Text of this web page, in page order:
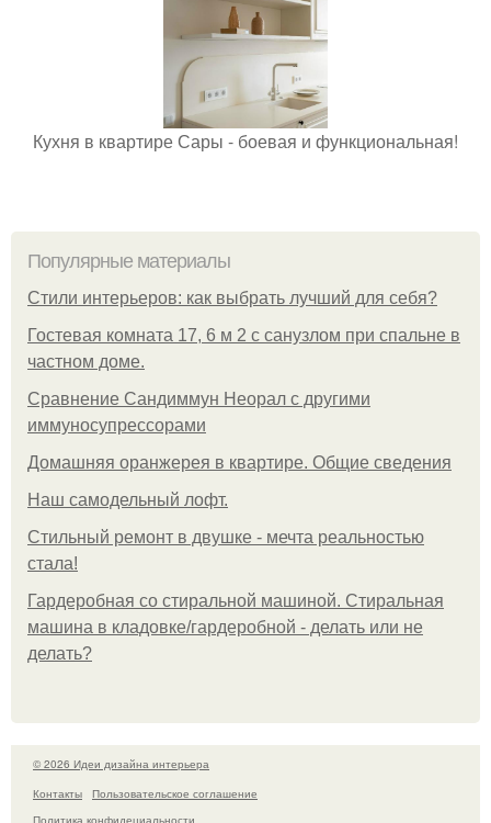
Кухня в квартире Сары - боевая и функциональная!
Популярные материалы
Стили интерьеров: как выбрать лучший для себя?
Гостевая комната 17, 6 м 2 с санузлом при спальне в
частном доме.
Сравнение Сандиммун Неорал с другими
иммуносупрессорами
Домашняя оранжерея в квартире. Общие сведения
Наш самодельный лофт.
Стильный ремонт в двушке - мечта реальностью
стала!
Гардеробная со стиральной машиной. Стиральная
машина в кладовке/гардеробной - делать или не
делать?
© 2026 Идеи дизайна интерьера
Контакты
Пользовательское соглашение
Политика конфидециальности